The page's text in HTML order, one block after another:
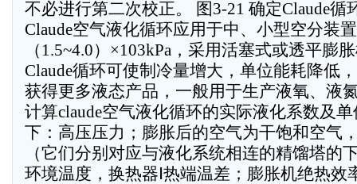
不必进行第二次校正。 图3-21 确定Claude循
Claude空气液化循环应用于中、小型空分装
（1.5~4.0）×103kPa，采用活塞式或透平膨
Claude循环可使制冷量增大，单位能耗降低
获得更多液态产品，一般用于生产液氧、液
计算claude空气液化循环的实际液化系数及
下：高压压力；膨胀后的空气为干饱和空气，
（它们分别对应与液化系统相连的精馏塔的
环境温度，换热器Ⅰ热端温差；膨胀机绝热效